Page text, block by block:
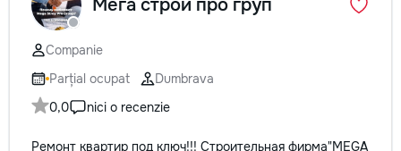
Мега строй про груп
Companie
Parțial ocupat
Dumbrava
0,0
nici o recenzie
Ремонт квартир под ключ!!! Строительная фирма"MEGA